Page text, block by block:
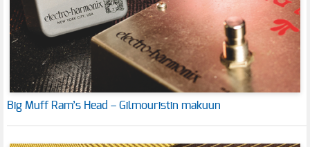
Big Muff Ram’s Head – Gilmouristin makuun